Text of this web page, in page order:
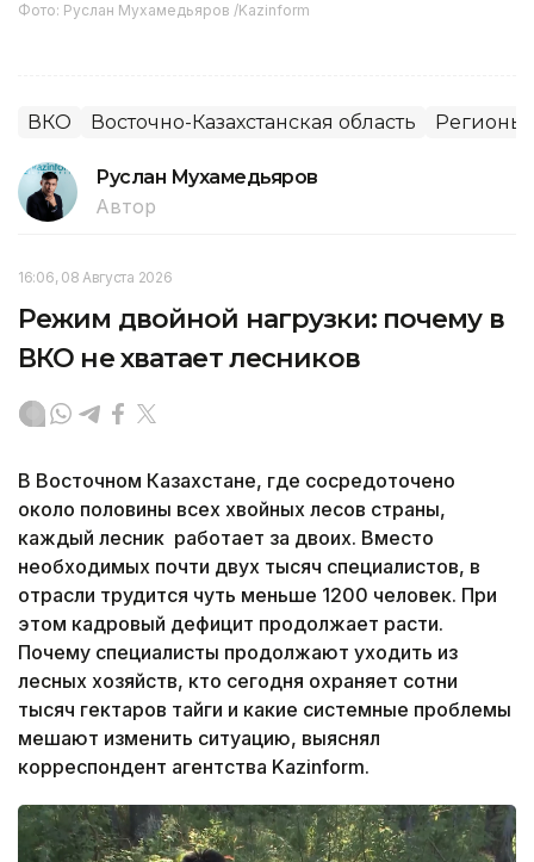
Фото: Руслан Мухамедьяров /Kazinform
ВКО Восточно-Казахстанская область Регионы
Руслан Мухамедьяров
Автор
16:06, 08 Августа 2026
Режим двойной нагрузки: почему в
ВКО не хватает лесников
В Восточном Казахстане, где сосредоточено
около половины всех хвойных лесов страны,
каждый лесник работает за двоих. Вместо
необходимых почти двух тысяч специалистов, в
отрасли трудится чуть меньше 1200 человек. При
этом кадровый дефицит продолжает расти.
Почему специалисты продолжают уходить из
лесных хозяйств, кто сегодня охраняет сотни
тысяч гектаров тайги и какие системные проблемы
мешают изменить ситуацию, выяснял
корреспондент агентства Kazinform.